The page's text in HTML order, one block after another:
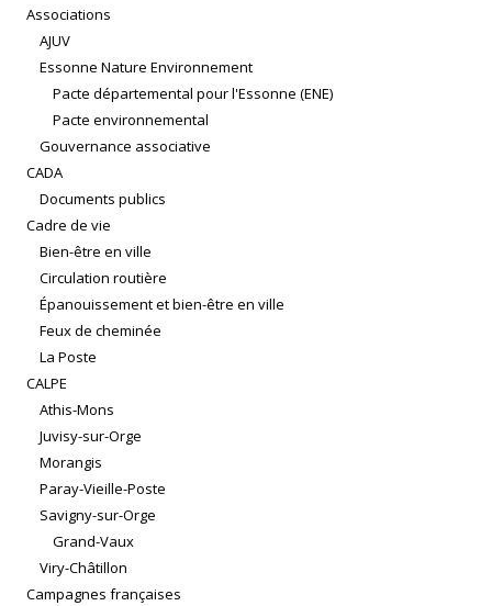
Associations
AJUV
Essonne Nature Environnement
Pacte départemental pour l'Essonne (ENE)
Pacte environnemental
Gouvernance associative
CADA
Documents publics
Cadre de vie
Bien-être en ville
Circulation routière
Épanouissement et bien-être en ville
Feux de cheminée
La Poste
CALPE
Athis-Mons
Juvisy-sur-Orge
Morangis
Paray-Vieille-Poste
Savigny-sur-Orge
Grand-Vaux
Viry-Châtillon
Campagnes françaises